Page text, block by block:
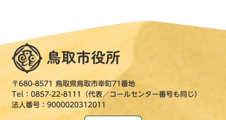
〒680-8571 鳥取県鳥取市幸町71番地
Tel：0857-22-8111（代表／コールセンター番号も同じ）
法人番号：9000020312011